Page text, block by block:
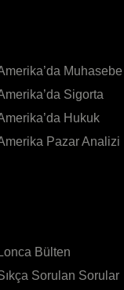
Muhasebe
Sigorta
Hukuk
Pazar Analizi
Lonca Bülten
Sorulan Sorular